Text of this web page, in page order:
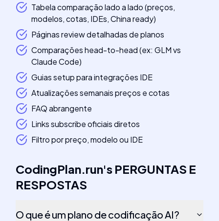
Tabela comparação lado a lado (preços,
modelos, cotas, IDEs, China ready)
Páginas review detalhadas de planos
Comparações head-to-head (ex: GLM vs
Claude Code)
Guias setup para integrações IDE
Atualizações semanais preços e cotas
FAQ abrangente
Links subscribe oficiais diretos
Filtro por preço, modelo ou IDE
CodingPlan.run's PERGUNTAS E
RESPOSTAS
O que é um plano de codificação AI?